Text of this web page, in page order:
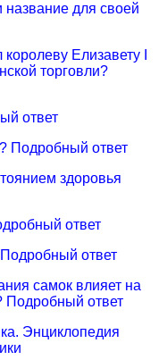
для своей
Елизавету I
торговли?
ответ
Подробный ответ
здоровья
ответ
ответ
самок влияет на
Подробный ответ
Энциклопедия